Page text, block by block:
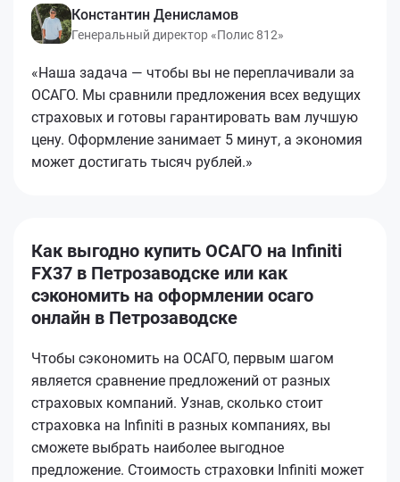
Константин Денисламов
Генеральный директор «Полис 812»
«Наша задача — чтобы вы не переплачивали за
ОСАГО. Мы сравнили предложения всех ведущих
страховых и готовы гарантировать вам лучшую
цену. Оформление занимает 5 минут, а экономия
может достигать тысяч рублей.»
Как выгодно купить ОСАГО на Infiniti
FX37 в Петрозаводске или как
сэкономить на оформлении осаго
онлайн в Петрозаводске
Чтобы сэкономить на ОСАГО, первым шагом
является сравнение предложений от разных
страховых компаний. Узнав, сколько стоит
страховка на Infiniti в разных компаниях, вы
сможете выбрать наиболее выгодное
предложение. Стоимость страховки Infiniti может